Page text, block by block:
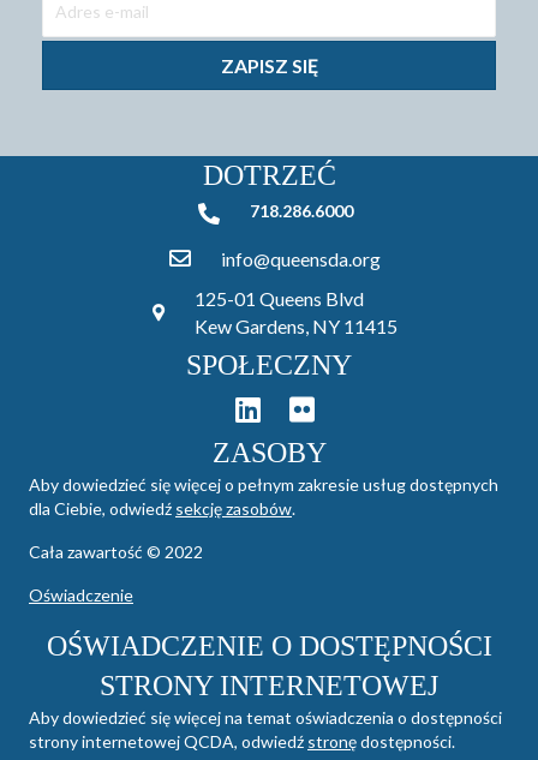
ZAPISZ SIĘ
DOTRZEĆ
718.286.6000718.286.6000
info@queensda.org
125-01 Queens Blvd
Kew Gardens, NY 11415
SPOŁECZNY
ZASOBY
Aby dowiedzieć się więcej o pełnym zakresie usług dostępnych
dla Ciebie, odwiedź sekcję zasobów.
Cała zawartość © 2022
Oświadczenie
OŚWIADCZENIE O DOSTĘPNOŚCI
STRONY INTERNETOWEJ
Aby dowiedzieć się więcej na temat oświadczenia o dostępności
strony internetowej QCDA, odwiedź stronędostępności.